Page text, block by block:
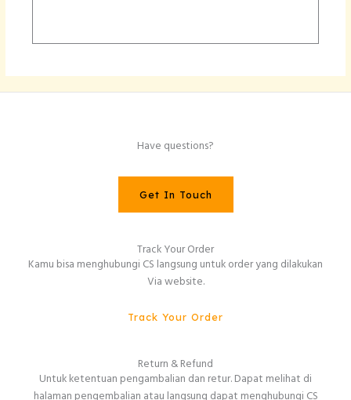
Have questions?
Get In Touch
Track Your Order
Kamu bisa menghubungi CS langsung untuk order yang dilakukan
Via website.
Track Your Order
Return & Refund
Untuk ketentuan pengambalian dan retur. Dapat melihat di
halaman pengembalian atau langsung dapat menghubungi CS